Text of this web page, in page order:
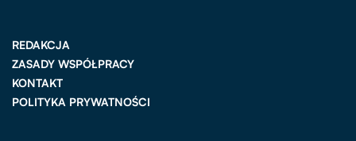
REDAKCJA
ZASADY WSPÓŁPRACY
KONTAKT
POLITYKA PRYWATNOŚCI